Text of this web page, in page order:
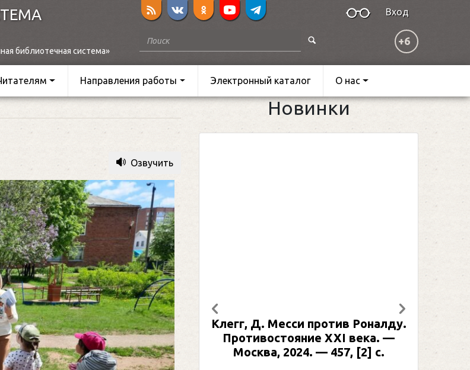
библиотечная система»
Вход
+6
Направления работы Электронный каталог О нас
Озвучить
Новинки
Клегг, Д. Месси против Роналду.
Противостояние XXI века. —
Москва, 2024. — 457, [2] с.
Рабинер, И. Я.
:
Москва, 2024
Предыдущий Следующий